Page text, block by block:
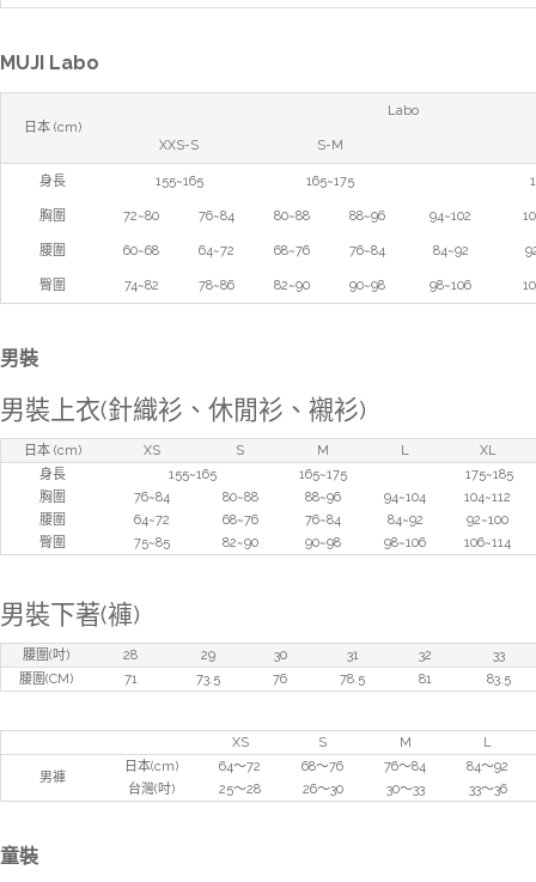
MUJI Labo
日本 (cm)
Labo
XXS-S S-M
身長 155~165 165~175
胸圍 72~80 76~84 80~88 88~96 94~102
腰圍 60~68 64~72 68~76 76~84 84~92
臀圍 74~82 78~86 82~90 90~98 98~106
男裝
男裝上衣(針織衫、休閒衫、襯衫)
日本 (cm) XS S M L
XL
身長
155~165 165~175
175~185
胸圍
76~84 80~88 88~96 94~104
104~112
腰圍
64~72 68~76 76~84 84~92
92~100
臀圍
75~85 82~90 90~98 98~106 106~114
男裝下著(褲)
腰圍(吋) 28 29 30 31 32
33
腰圍(CM)
71 73.5 76 78.5 81 83.5
XS S M L
男褲
日本(cm) 64～72 68～76 76～84
84～92
台灣(吋)
25～28 26～30 30～33 33～36
童裝